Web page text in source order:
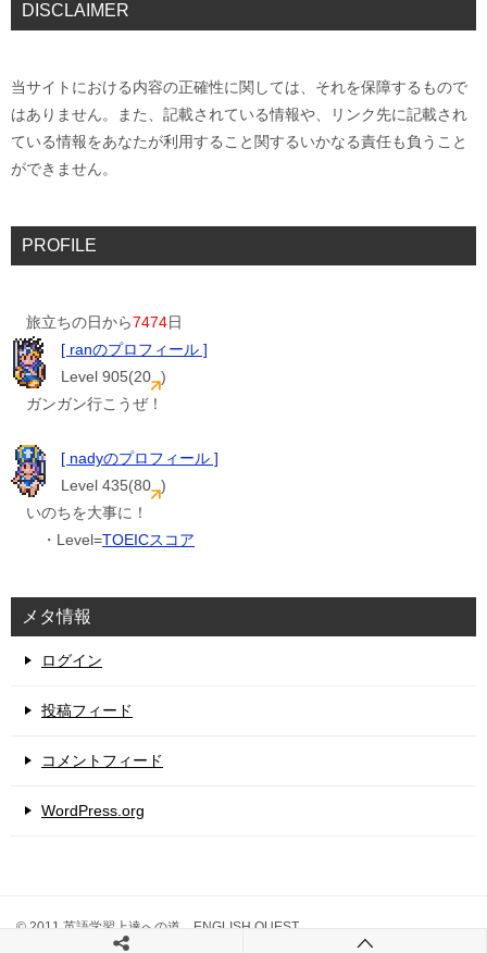
DISCLAIMER
当サイトにおける内容の正確性に関しては、それを保障するもので
はありません。また、記載されている情報や、リンク先に記載され
ている情報をあなたが利用すること関するいかなる責任も負うこと
ができません。
PROFILE
旅立ちの日から7474日
[ ranのプロフィール ]
Level 905(20 )
ガンガン行こうぜ！
[ nadyのプロフィール ]
Level 435(80 )
いのちを大事に！
・Level=TOEICスコア
メタ情報
ログイン
投稿フィード
コメントフィード
WordPress.org
© 2011 英語学習上達への道 ENGLISH QUEST